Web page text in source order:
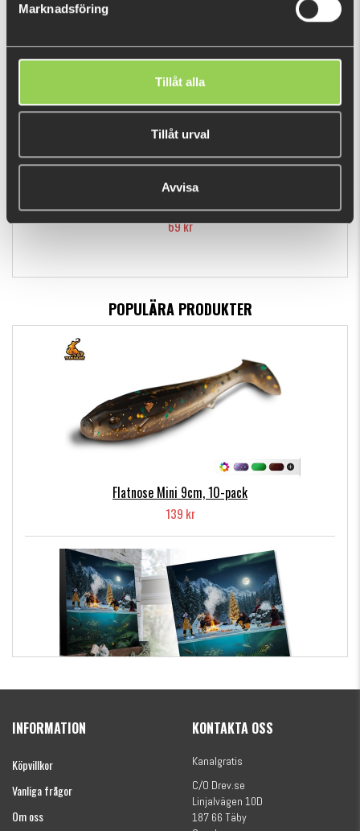
Marknadsföring
Tillåt alla
Tillåt urval
Avvisa
Caperlan Keila
69 kr
POPULÄRA PRODUKTER
Flatnose Mini 9cm, 10-pack
139 kr
(julkalender)
INFORMATION
Köpvillkor
Vanliga frågor
Om oss
KONTAKTA OSS
Kanalgratis
C/O Drev.se
Linjalvägen 10D
187 66 Täby